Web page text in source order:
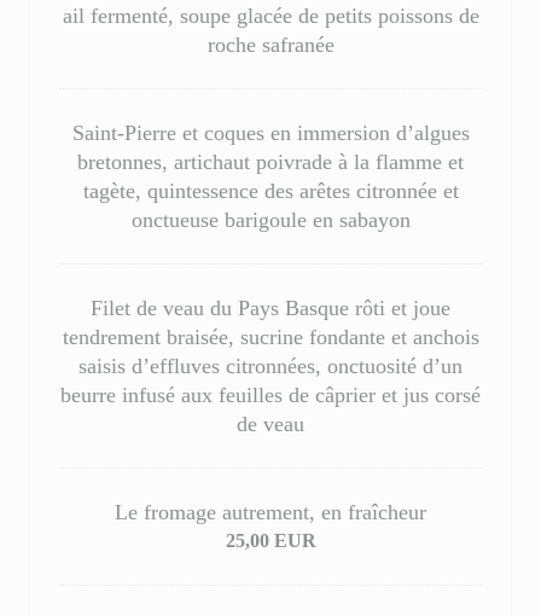
ail fermenté, soupe glacée de petits poissons de
roche safranée
Saint-Pierre et coques en immersion d’algues
bretonnes, artichaut poivrade à la flamme et
tagète, quintessence des arêtes citronnée et
onctueuse barigoule en sabayon
Filet de veau du Pays Basque rôti et joue
tendrement braisée, sucrine fondante et anchois
saisis d’effluves citronnées, onctuosité d’un
beurre infusé aux feuilles de câprier et jus corsé
de veau
Le fromage autrement, en fraîcheur
25,00 EUR